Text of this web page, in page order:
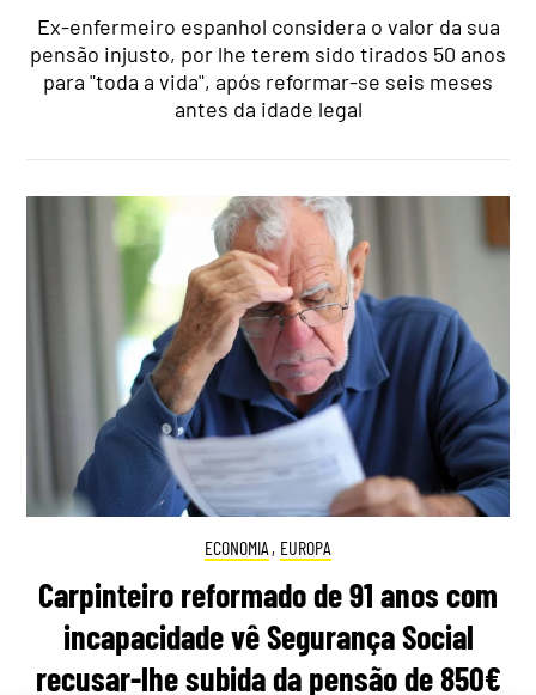
Ex-enfermeiro espanhol considera o valor da sua
pensão injusto, por lhe terem sido tirados 50 anos
para "toda a vida", após reformar-se seis meses
antes da idade legal
ECONOMIA , EUROPA
Carpinteiro reformado de 91 anos com
incapacidade vê Segurança Social
recusar-lhe subida da pensão de 850€